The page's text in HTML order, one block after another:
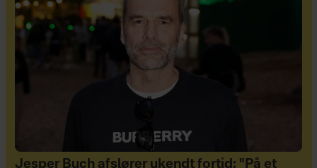
Jesper Buch afslører ukendt fortid: "På et